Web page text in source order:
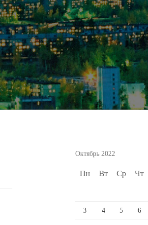
Октябрь 2022
Пн Вт Ср Чт
3 4 5 6